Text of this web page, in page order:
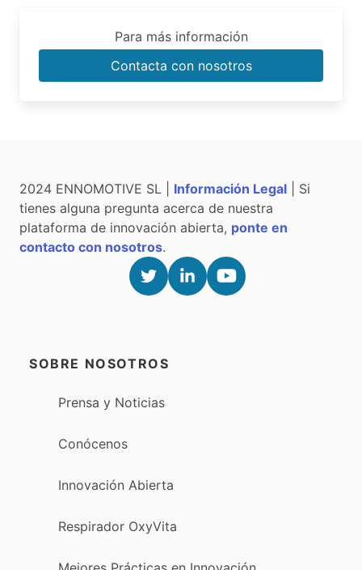
Para más información
Contacta con nosotros
2024 ENNOMOTIVE SL | Información Legal | Si
tienes alguna pregunta acerca de nuestra
plataforma de innovación abierta, ponte en
contacto con nosotros.
SOBRE NOSOTROS
Prensa y Noticias
Conócenos
Innovación Abierta
Respirador OxyVita